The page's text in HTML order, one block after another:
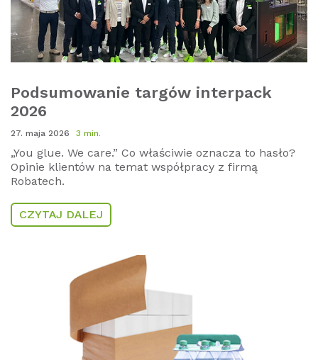
Podsumowanie targów interpack
2026
27. maja 2026 3 min.
„You glue. We care.” Co właściwie oznacza to hasło?
Opinie klientów na temat współpracy z firmą
Robatech.
CZYTAJ DALEJ